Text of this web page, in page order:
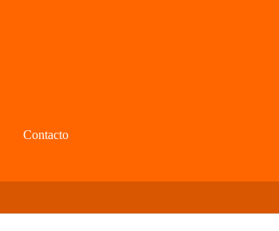
Contacto